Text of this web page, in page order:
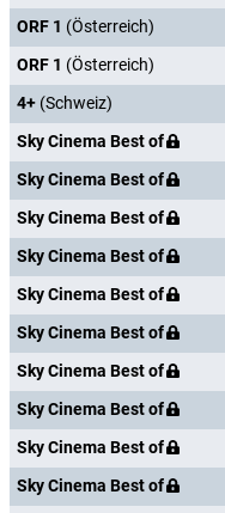
ORF 1 (Österreich)
ORF 1 (Österreich)
4+ (Schweiz)
Sky Cinema Best of
Sky Cinema Best of
Sky Cinema Best of
Sky Cinema Best of
Sky Cinema Best of
Sky Cinema Best of
Sky Cinema Best of
Sky Cinema Best of
Sky Cinema Best of
Sky Cinema Best of